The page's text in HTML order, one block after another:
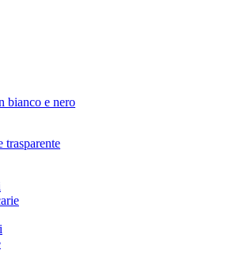
trasparente